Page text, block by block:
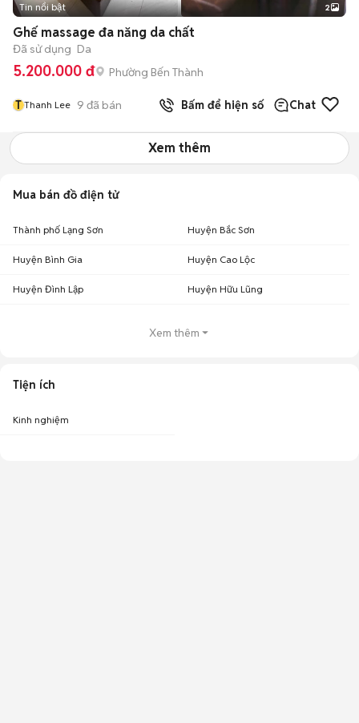
Tin nổi bật 2
Ghế massage đa năng da chất
Đã sử dụng Da
5.200.000 đ Phường Bến Thành
T Thanh Lee 9 đã bán Bấm để hiện số Chat
Xem thêm
Mua bán đồ điện tử
Thành phố Lạng Sơn Huyện Bắc Sơn
Huyện Bình Gia Huyện Cao Lộc
Huyện Đình Lập Huyện Hữu Lũng
Xem thêm
Tiện ích
Kinh nghiệm